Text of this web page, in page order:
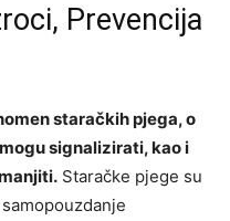
Prevencija
staračkih pjega, o
signalizirati, kao i
Staračke pjege su